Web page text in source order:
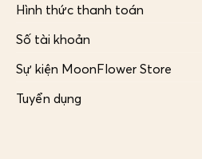
Hình thức thanh toán
Số tài khoản
Sự kiện MoonFlower Store
Tuyển dụng